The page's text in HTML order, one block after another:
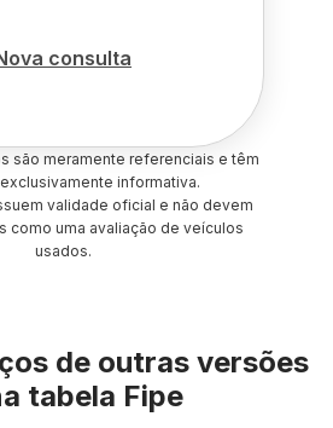
consulta
são meramente referenciais e têm
informativa.
validade oficial e não devem
como uma avaliação de veículos
usados.
de outras versões
tabela Fipe